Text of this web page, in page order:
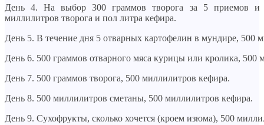
День 4. На выбор 300 граммов творога за 5 приемов и
миллилитров творога и пол литра кефира.
День 5. В течение дня 5 отварных картофелин в мундире, 500
День 6. 500 граммов отварного мяса курицы или кролика, 500
День 7. 500 граммов творога, 500 миллилитров кефира.
День 8. 500 миллилитров сметаны, 500 миллилитров кефира.
День 9. Сухофрукты, сколько хочется (кроем изюма), 500